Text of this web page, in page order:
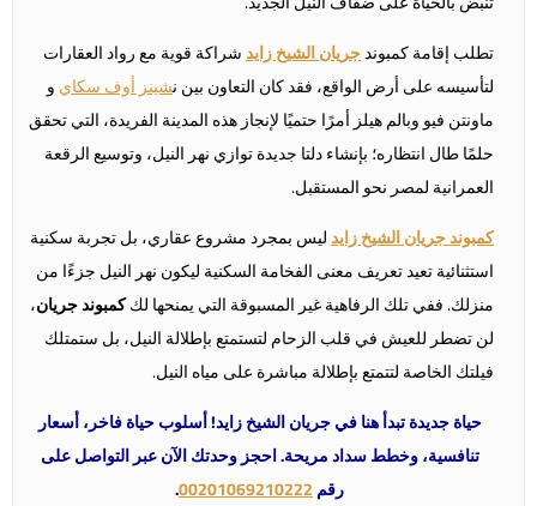
تطلب إقامة كمبوندجريان الشيخ زايدشراكة قوية مع رواد العقارات
لتأسيسه على أرض الواقع، فقد كان التعاون بين نشينز أوف سكايو
ماونتن فيو وبالم هيلز أمرًا حتميًا لإنجاز هذه المدينة الفريدة، التي تحقق
حلمًا طال انتظاره؛ بإنشاء دلتا جديدة توازي نهر النيل، وتوسيع الرقعة
العمرانية لمصر نحو المستقبل.
كمبوند جريان الشيخ زايدليس بمجرد مشروع عقاري، بل تجربة سكنية
استثنائية تعيد تعريف معنى الفخامة السكنية ليكون نهر النيل جزءًا من
منزلك. ففي تلك الرفاهية غير المسبوقة التي يمنحها لككمبوند جريان،
لن تضطر للعيش في قلب الزحام لتستمتع بإطلالة النيل، بل ستمتلك
فيلتك الخاصة لتتمتع بإطلالة مباشرة على مياه النيل.
حياة جديدة تبدأ هنا في جريان الشيخ زايد! أسلوب حياة فاخر، أسعار
تنافسية، وخطط سداد مريحة. احجز وحدتك الآن عبر التواصل على
رقم00201069210222
.